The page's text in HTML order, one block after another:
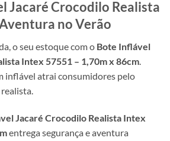
Jacaré Crocodilo Realista
no Verão
o seu estoque com o Bote Inflável
Intex 57551 – 1,70m x 86cm.
inflável atrai consumidores pelo
Jacaré Crocodilo Realista Intex
entrega segurança e aventura